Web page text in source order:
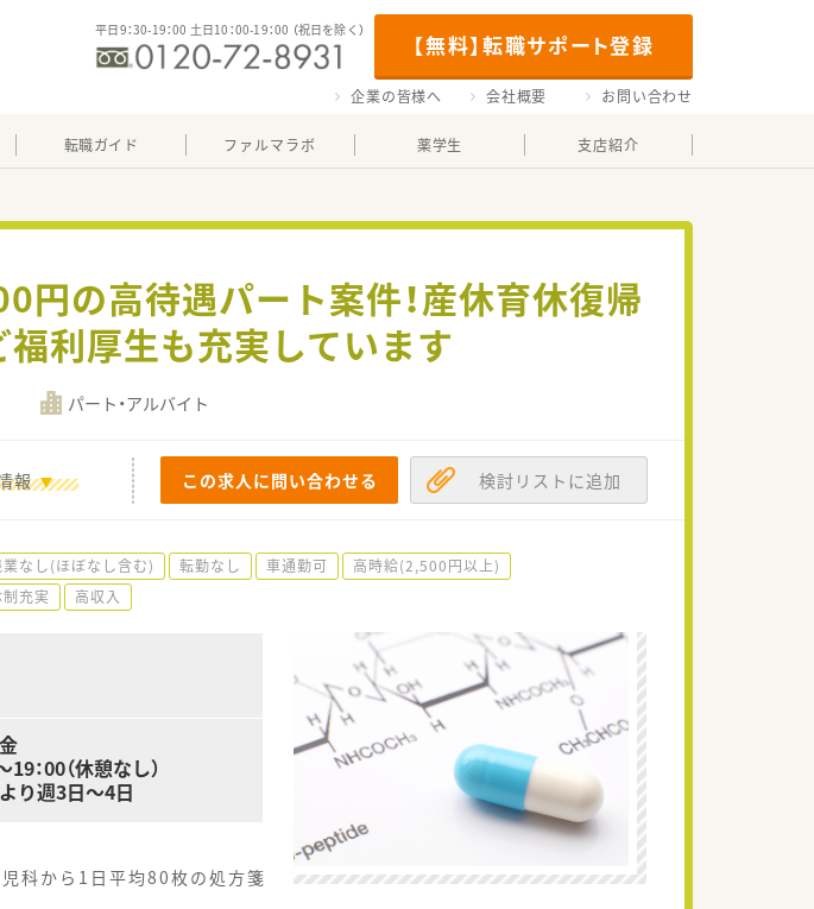
【無料】転職サポート登録
平日9：30-19：00 土日10：00-19：00 （祝日を除く）
企業の皆様へ 会社概要 お問い合わせ
転職ガイド ファルマラボ 薬学生 支店紹介
円の高待遇パート案件！産休育休復帰
利厚生も充実しています
パート・アルバイト
報 この求人に問い合わせる 検討リストに追加
業なし(ほぼなし含む) 転勤なし 車通勤可
高時給(2,500円以上)
充実 高収入
19：00（休憩なし）
り週3日～4日
科から1日平均80枚の処方箋